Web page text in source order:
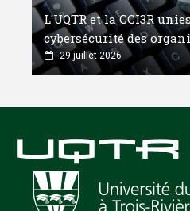
L'UQTR et la CCI3R
cybersécurité des
29 juillet 2026